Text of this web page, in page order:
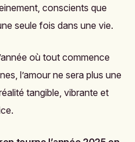
conscients que
seule fois dans une vie.
où tout commence
l’amour ne sera plus une
tangible, vibrante et